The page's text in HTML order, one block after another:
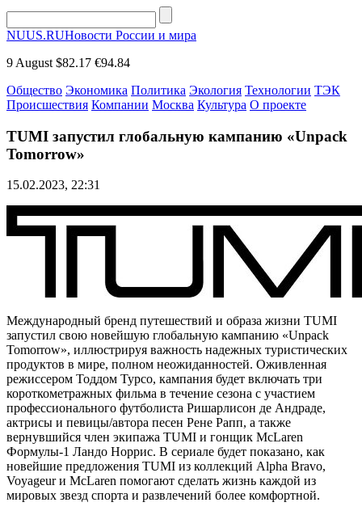
NUUS.RUНовости России и мира
9 August $82.17 €94.84
Общество Экономика Политика Экология Технологии ТЭК
Происшествия Компании Москва Культура О проекте
TUMI запустил глобальную кампанию «Unpack
Tomorrow»
15.02.2023, 22:31
Международный бренд путешествий и образа жизни TUMI
запустил свою новейшую глобальную кампанию «Unpack
Tomorrow», иллюстрируя важность надежных туристических
продуктов в мире, полном неожиданностей. Оживленная
режиссером Тоддом Турсо, кампания будет включать три
короткометражных фильма в течение сезона с участием
профессионального футболиста Ришарлисон де Андраде,
актрисы и певицы/автора песен Рене Рапп, а также
вернувшийся член экипажа TUMI и гонщик McLaren
Формулы-1 Ландо Норрис. В сериале будет показано, как
новейшие предложения TUMI из коллекций Alpha Bravo,
Voyageur и McLaren помогают сделать жизнь каждой из
мировых звезд спорта и развлечений более комфортной.